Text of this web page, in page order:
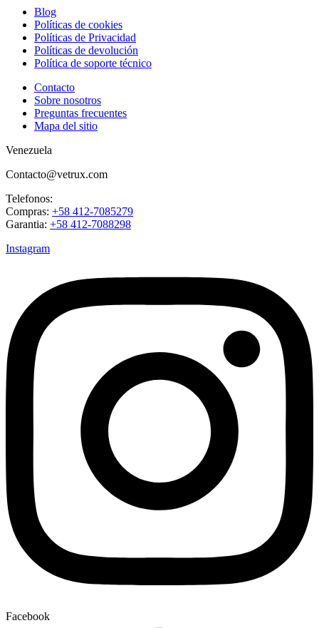
Blog
Políticas de cookies
Políticas de Privacidad
Políticas de devolución
Política de soporte técnico
Contacto
Sobre nosotros
Preguntas frecuentes
Mapa del sitio
Venezuela
Contacto@vetrux.com
Telefonos:
Compras: +58 412-7085279
Garantia: +58 412-7088298
Instagram
Facebook